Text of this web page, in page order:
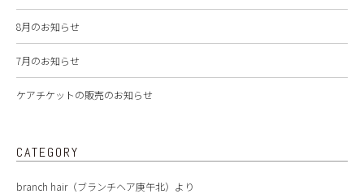
8月のお知らせ
7月のお知らせ
ケアチケットの販売のお知らせ
CATEGORY
branch hair（ブランチヘア庚午北）より